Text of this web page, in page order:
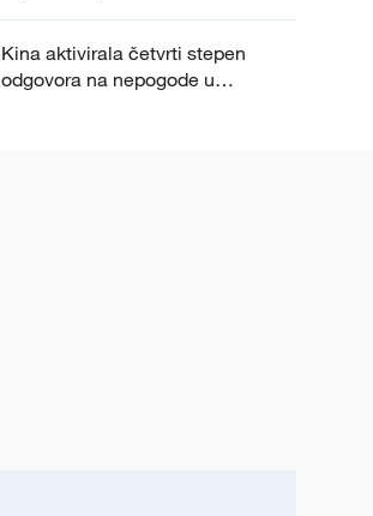
vazduhoplovnu vežbu kod ostrva
Kina aktivirala četvrti stepen
odgovora na nepogode u